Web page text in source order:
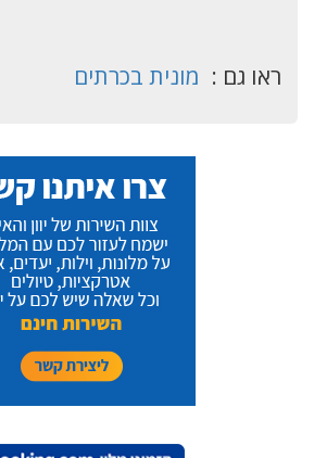
ראו גם : מונית בכרתים